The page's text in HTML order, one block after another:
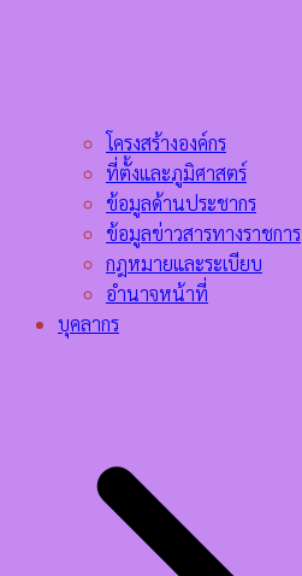
โครงสร้างองค์กร
ที่ตั้งและภูมิศาสตร์
ข้อมูลด้านประชากร
ข้อมูลข่าวสารทางราชการ
กฎหมายและระเบียบ
อำนาจหน้าที่
บุคลากร